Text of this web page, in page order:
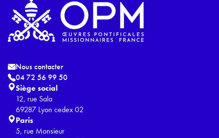
Nous contacter
04 72 56 99 50
Siège social
12, rue Sala
69287 Lyon cedex 02
Paris
5, rue Monsieur